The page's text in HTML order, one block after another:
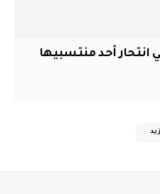
انتحار أحد منتسبيها